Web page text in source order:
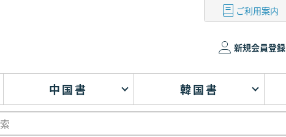
ご利用案内
新規会員登録
中国書 韓国書